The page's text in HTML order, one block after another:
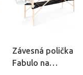
Závesná polička
Fabulo na